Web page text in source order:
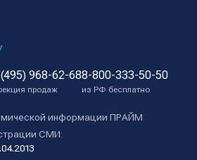
968-62-68
продаж
8-800-333-50-50
из РФ бесплатно
информации ПРАЙМ
СМИ: